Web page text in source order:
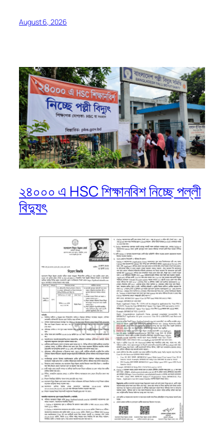
August 6, 2026
২৪০০০ এ HSC শিক্ষানবিশ নিচ্ছে পল্লী
বিদ্যুৎ